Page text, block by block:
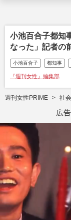
小池百合子都知
なった」記者の
小池百合子 都知事
『週刊女性』編集部
週刊女性PRIME 社
広